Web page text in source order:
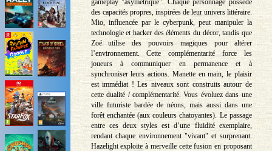
des capacités propres, inspirées de leur univers littéraire.
Mio, influencée par le cyberpunk, peut manipuler la
technologie et hacker des éléments du décor, tandis que
Zoé utilise des pouvoirs magiques pour altérer
l’environnement. Cette complémentarité force les
joueurs à communiquer en permanence et à
synchroniser leurs actions. Manette en main, le plaisir
est immédiat ! Les niveaux sont construits autour de
cette dualité / complémentarité. Vous évoluez dans une
ville futuriste bardée de néons, mais aussi dans une
forêt enchantée (aux couleurs chatoyantes). Le passage
entre ces deux styles est d’une fluidité exemplaire,
rendant chaque environnement "vivant" et surprenant.
Hazelight exploite à merveille cette fusion en proposant